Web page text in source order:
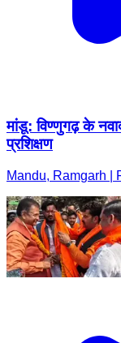
मांडू: विण्णुगढ़ के
प्रशिक्षण
Mandu, Ramgarh |